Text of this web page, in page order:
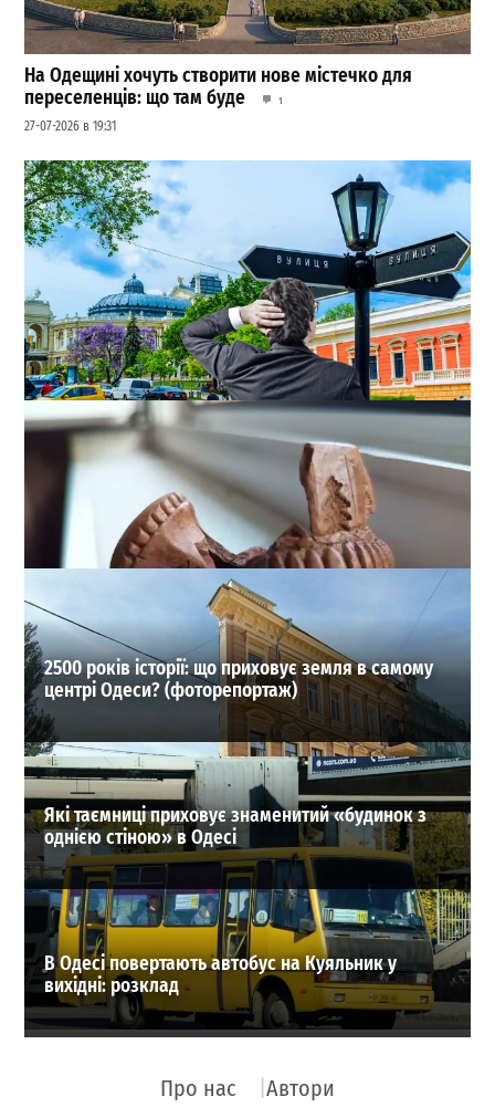
На Одещині хочуть створити нове містечко для
переселенців: що там буде
1
27-07-2026 в 19:31
В Одесі оновили список перейменованих вулиць:
повний довідник старих і нових назв
1
18-07-2026 в 15:37
2500 років історії: що приховує земля в самому
центрі Одеси? (фоторепортаж)
Які таємниці приховує знаменитий «будинок з
однією стіною» в Одесі
В Одесі повертають автобус на Куяльник у
вихідні: розклад
Про нас Автори